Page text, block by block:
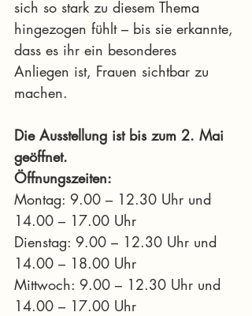
sich so stark zu diesem Thema
hingezogen fühlt – bis sie erkannte,
dass es ihr ein besonderes
Anliegen ist, Frauen sichtbar zu
machen.
Die Ausstellung ist bis zum 2. Mai
geöffnet.
Öffnungszeiten:
Montag: 9.00 – 12.30 Uhr und
14.00 – 17.00 Uhr
Dienstag: 9.00 – 12.30 Uhr und
14.00 – 18.00 Uhr
Mittwoch: 9.00 – 12.30 Uhr und
14.00 – 17.00 Uhr